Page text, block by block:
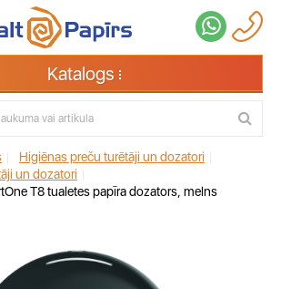
Katalogs
Higiēnas preču turētāji un dozatori
un dozatori
T8 tualetes papīra dozators, melns